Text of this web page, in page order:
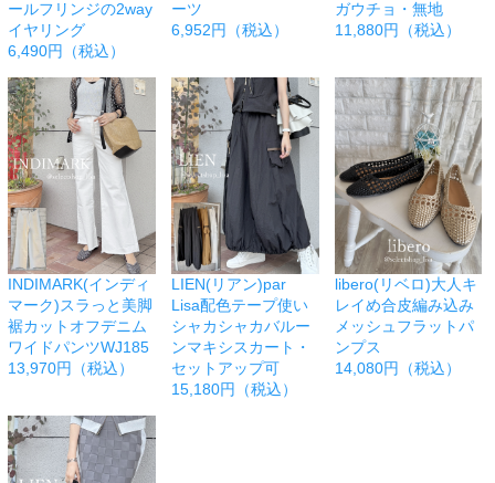
ールフリンジの2way
イヤリング
6,490円（税込）
ーツ
6,952円（税込）
ガウチョ・無地
11,880円（税込）
INDIMARK(インディ
マーク)スラっと美脚
裾カットオフデニム
ワイドパンツWJ185
13,970円（税込）
LIEN(リアン)par
Lisa配色テープ使い
シャカシャカバルー
ンマキシスカート・
セットアップ可
15,180円（税込）
libero(リベロ)大人キ
レイめ合皮編み込み
メッシュフラットパ
ンプス
14,080円（税込）